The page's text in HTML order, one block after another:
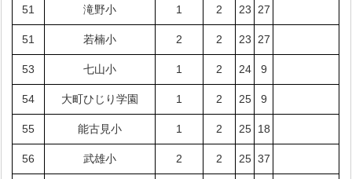
51 滝野小 1 2 23 27
51 若楠小 2 2 23 27
53 七山小 1 2 24 9
54 大町ひじり学園 1 2 25 9
55 能古見小 1 2 25 18
56 武雄小 2 2 25 37